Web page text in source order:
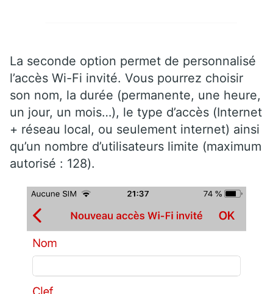
La seconde option permet de personnalisé
l’accès Wi-Fi invité. Vous pourrez choisir
son nom, la durée (permanente, une heure,
un jour, un mois…), le type d’accès (Internet
+ réseau local, ou seulement internet) ainsi
qu’un nombre d’utilisateurs limite (maximum
autorisé : 128).